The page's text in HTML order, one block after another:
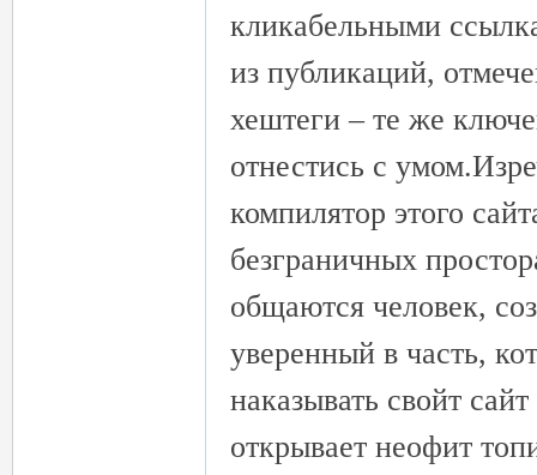
кликабельными
из публикаций,
хештеги – те же
отнестись с
компилятор этого
безграничных
общаются человек,
уверенный в часть,
наказывать свойт
открывает неофит